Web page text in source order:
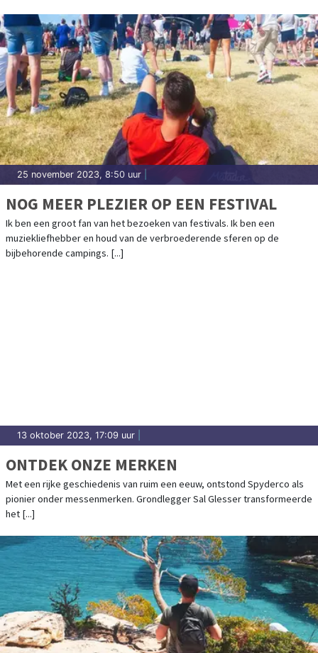
25 november 2023, 8:50 uur
NOG MEER PLEZIER OP EEN FESTIVAL
Ik ben een groot fan van het bezoeken van festivals. Ik ben een
muziekliefhebber en houd van de verbroederende sferen op de
bijbehorende campings. [...]
13 oktober 2023, 17:09 uur
ONTDEK ONZE MERKEN
Met een rijke geschiedenis van ruim een eeuw, ontstond Spyderco als
pionier onder messenmerken. Grondlegger Sal Glesser transformeerde
het [...]